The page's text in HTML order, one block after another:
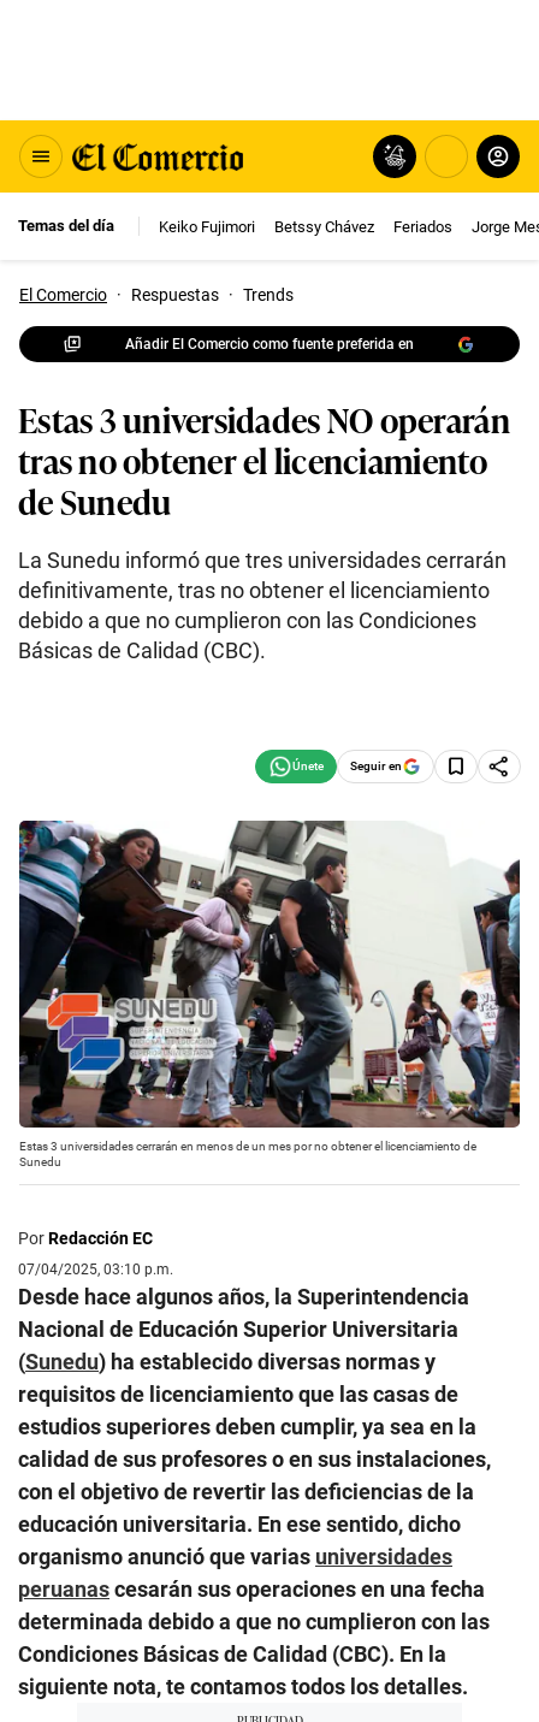
Temas del día Keiko Fujimori Betssy Chávez Feriados Jorge
El Comercio · Respuestas · Trends
Añadir El Comercio como fuente preferida en
Estas 3 universidades NO operarán
tras no obtener el licenciamiento
de Sunedu
La Sunedu informó que tres universidades cerrarán
definitivamente, tras no obtener el licenciamiento
debido a que no cumplieron con las Condiciones
Básicas de Calidad (CBC).
Seguir en
Estas 3 universidades cerrarán en menos de un mes por no obtener el licenciamiento de
Sunedu
PorRedacción EC
07/04/2025, 03:10 p.m.
Desde hace algunos años, la Superintendencia
Nacional de Educación Superior Universitaria
(Sunedu) ha establecido diversas normas y
requisitos de licenciamiento que las casas de
estudios superiores deben cumplir, ya sea en la
calidad de sus profesores o en sus instalaciones,
con el objetivo de revertir las deficiencias de la
educación universitaria. En ese sentido, dicho
organismo anunció que varias universidades
peruanascesarán sus operaciones en una fecha
determinada debido a que no cumplieron con las
Condiciones Básicas de Calidad (CBC). En la
siguiente nota, te contamos todos los detalles.